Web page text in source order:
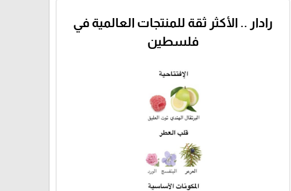
رادار .. الأكثر ثقة للمنتجات العالمية في
فلسطين